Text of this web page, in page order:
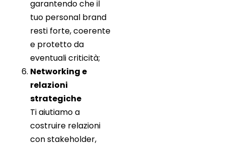
garantendo che il
tuo personal brand
resti forte, coerente
e protetto da
eventuali criticità;
Networking e
relazioni
strategiche
Ti aiutiamo a
costruire relazioni
con stakeholder,